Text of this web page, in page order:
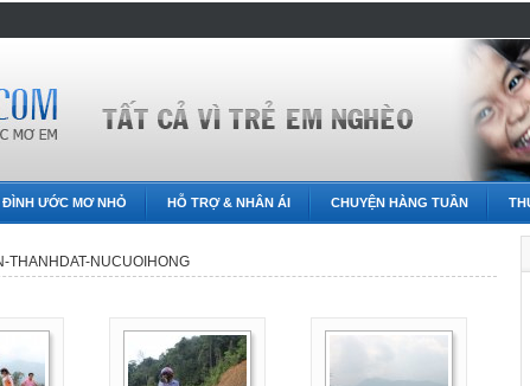
ƯỚC MƠ NHỎ HỖ TRỢ & NHÂN ÁI CHUYỆN HÀNG TUẦN
THANHDAT-NUCUOIHONG